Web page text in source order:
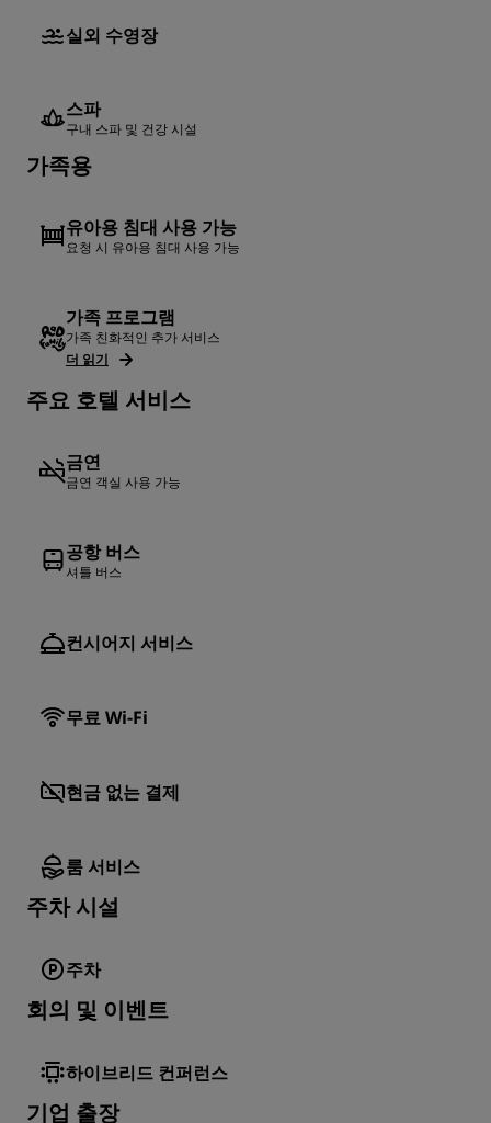
실외 수영장
스파
구내 스파 및 건강 시설
가족용
유아용 침대 사용 가능
요청 시 유아용 침대 사용 가능
가족 프로그램
가족 친화적인 추가 서비스
더 읽기
주요 호텔 서비스
금연
금연 객실 사용 가능
공항 버스
셔틀 버스
컨시어지 서비스
무료 Wi-Fi
현금 없는 결제
룸 서비스
주차 시설
주차
회의 및 이벤트
하이브리드 컨퍼런스
기업 출장